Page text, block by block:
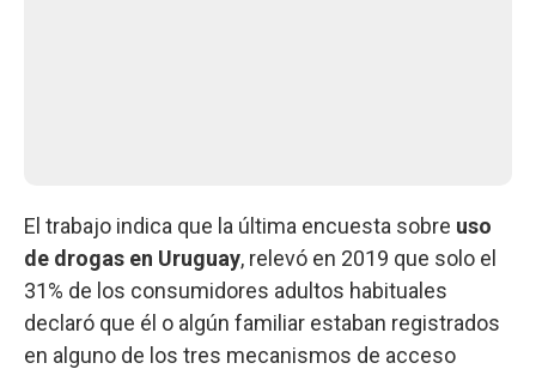
El trabajo indica que la última encuesta sobre uso
de drogas en Uruguay, relevó en 2019 que solo el
31% de los consumidores adultos habituales
declaró que él o algún familiar estaban registrados
en alguno de los tres mecanismos de acceso